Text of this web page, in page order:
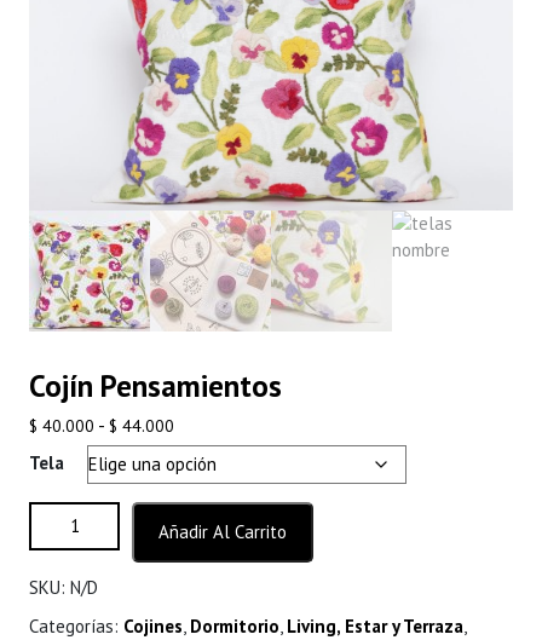
Cojín Pensamientos
$ 40.000 - $ 44.000
de
precios:
desde
$ 40.000
hasta
Tela
Cojín Pensamientos cantidad
Añadir Al Carrito
SKU: N/D
Categorías: Cojines, Dormitorio, Living, Estar y Terraza,